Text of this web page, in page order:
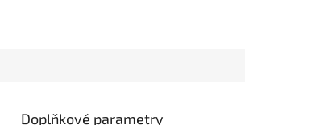
Doplňkové parametry